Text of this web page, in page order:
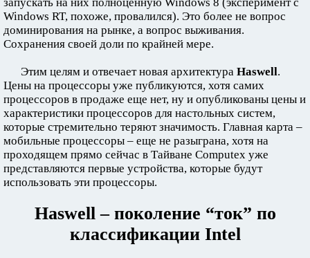
Windows RT, похоже, провалился). Это более не вопрос
доминирования на рынке, а вопрос выживания.
Сохранения своей доли по крайней мере.
Этим целям и отвечает новая архитектура Haswell.
Цены на процессоры уже публикуются, хотя самих
процессоров в продаже еще нет, ну и опубликованы цены и
характеристики процессоров для настольных систем,
которые стремительно теряют значимость. Главная карта –
мобильные процессоры – еще не разыграна, хотя на
проходящем прямо сейчас в Тайване Computex уже
представляются первые устройства, которые будут
использовать эти процессоры.
Haswell – поколение “ток” по
классификации Intel